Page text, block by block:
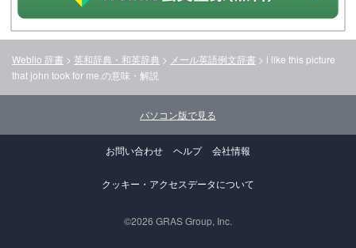
Weblio 辞書 > 英和辞典・和英辞典 > メール英語例文辞書 > i like this picture
that john took for me. の意味・解説
パソコン版で見る
お問い合わせ ヘルプ 会社情報
クッキー・アクセスデータについて
©2026 GRAS Group, Inc.